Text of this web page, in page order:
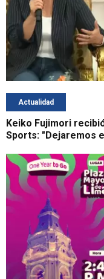
Actualidad
Keiko Fujimori
Sports: "Dejaremos